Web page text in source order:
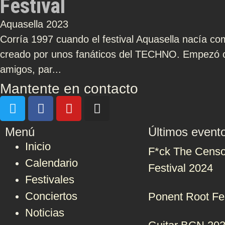
Festival
Aquasella 2023
Corría 1997 cuando el festival Aquasella nacía
creado por unos fanáticos del TECHNO. Empezó
amigos, par...
Mantente en contacto
Menú
Inicio
Calendario
Festivales
Conciertos
Noticias
Últimos
F*ck The
Festival 2024
Ponent Root